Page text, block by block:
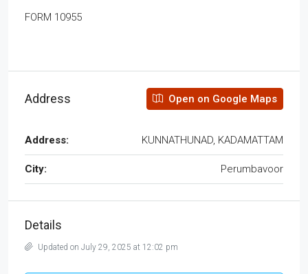
FORM 10955
Address Open on Google Maps
Address: KUNNATHUNAD, KADAMATTAM
City: Perumbavoor
Details
Updated on July 29, 2025 at 12:02 pm